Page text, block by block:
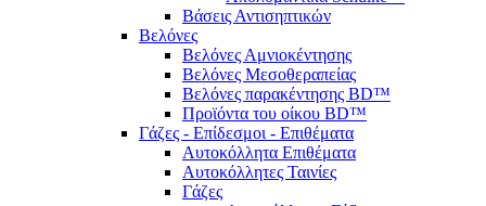
Βάσεις Αντισηπτικών
Βελόνες
Βελόνες Αμνιοκέντησης
Βελόνες Μεσοθεραπείας
Βελόνες παρακέντησης BD™
Προϊόντα του οίκου BD™
Γάζες - Επίδεσμοι - Επιθέματα
Αυτοκόλλητα Επιθέματα
Αυτοκόλλητες Ταινίες
Γάζες